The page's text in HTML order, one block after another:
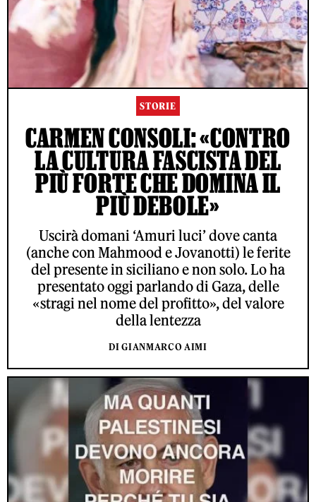
STORIE
CARMEN CONSOLI: «CONTRO
LA CULTURA FASCISTA DEL
PIÙ FORTE CHE DOMINA IL
PIÙ DEBOLE»
Uscirà domani ‘Amuri luci’ dove canta
(anche con Mahmood e Jovanotti) le ferite
del presente in siciliano e non solo. Lo ha
presentato oggi parlando di Gaza, delle
«stragi nel nome del profitto», del valore
della lentezza
DI GIANMARCO AIMI